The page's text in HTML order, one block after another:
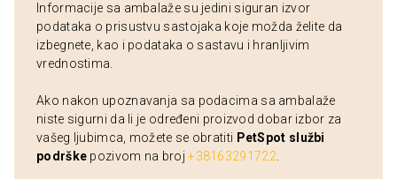
Informacije sa ambalaže su jedini siguran izvor
podataka o prisustvu sastojaka koje možda želite da
izbegnete, kao i podataka o sastavu i hranljivim
vrednostima.
Ako nakon upoznavanja sa podacima sa ambalaže
niste sigurni da li je određeni proizvod dobar izbor za
vašeg ljubimca, možete se obratiti PetSpot službi
podrške pozivom na broj+38163291722